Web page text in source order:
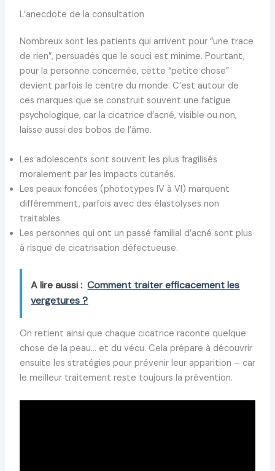
L’anecdote de la consultation
Nombreux sont les patients qui arrivent pour “une trace
de rien”, persuadés que le souci est minime. Pourtant,
pour la personne concernée, cette “petite chose”
devient parfois le centre du monde. C’est autour de
ces marques que se construit souvent une fatigue
psychologique, car la cicatrice d’acné, visible ou non,
laisse aussi des bobos de l’âme.
Les adolescents sont souvent les plus fragilisés
moralement par les impacts cutanés.
Les peaux foncées (phototypes IV à VI) marquent
différemment, parfois avec des élastolyses non
traitables.
Les personnes qui ont un passé familial d’acné sont plus
à risque de cicatrisation défectueuse.
A lire aussi : Comment traiter efficacement les
vergetures ?
On retient ainsi que chaque cicatrice raconte quelque
chose de la peau… et du vécu. Cela prépare à découvrir
ensuite les stratégies pour prévenir leur apparition – car
le meilleur traitement reste toujours la prévention.